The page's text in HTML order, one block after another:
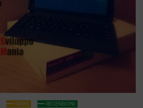
NEWS RECENSIONI